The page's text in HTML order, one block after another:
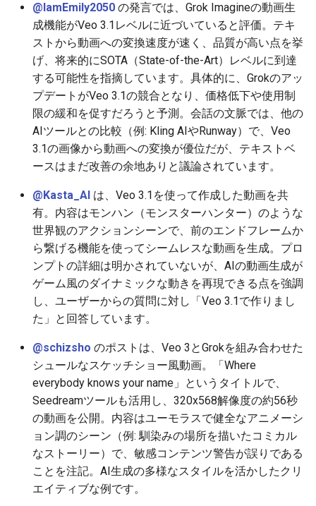
2026-06-26
2026-06-25
2026-06-24
2026-06-23
2026-06-22
2026-06-21
2026-06-20
2026-06-19
2026-06-18
2026-06-17
2026-06-16
2026-06-15
2026-06-14
2026-06-13
2025-12-11
2025-12-10
2025-12-09
2025-12-08
2025-12-07
2025-12-06
2025-12-05
2025-12-04
2025-12-03
2025-12-02
2025-12-01
2025-11-30
2025-11-29
2025-11-28
2026-06-26
2026-06-25
2026-06-24
2026-06-23
2026-06-22
2026-06-21
2026-06-20
2026-06-19
2026-06-18
2026-06-17
2026-06-16
2026-06-15
2026-06-14
2026-06-13
2025-12-11
2025-12-10
2025-12-09
2025-12-08
2025-12-07
2025-12-06
2025-12-05
2025-12-04
2025-12-03
2025-12-02
2025-12-01
2025-11-30
2025-11-29
2025-11-28
2026-02-22
2026-02-15
2026-02-08
2026-02-01
2026-01-25
2026-01-18
2026-01-11
2026-01-04
2026-02-22
2026-02-15
2026-02-08
2026-02-05
2026-02-22
2026-02-15
2026-02-08
2026-02-01
2026-01-25
2026-01-18
2026-01-11
2026-01-04
2026-06-25
2026-06-24
2026-06-23
2026-06-21
2026-06-20
2026-06-19
2026-06-18
2026-06-17
2026-06-16
2026-06-14
2026-06-13
2026-06-12
2026-06-11
2026-06-10
2025-12-11
2025-12-10
2025-12-09
2025-12-08
2025-12-07
2025-12-06
2025-12-05
2025-12-04
2025-12-03
2025-12-02
2025-12-01
2025-11-30
2025-11-29
2025-11-28
2026-02-22
2026-02-15
2026-02-08
2026-02-01
2026-01-25
2026-01-18
2026-01-11
2026-01-04
2026-02-15
2026-02-08
2026-02-01
2026-01-25
2026-01-18
2026-01-13
2026-06-24
2026-06-23
2026-06-22
2026-06-21
2026-06-20
2026-06-19
2026-06-18
2026-06-17
2026-06-16
2026-06-15
2026-06-14
2026-06-13
2026-06-12
2026-06-11
2026-02-22
2026-02-15
2026-02-08
2026-02-01
2026-01-25
2026-01-18
2026-01-11
2026-01-04
2026-06-26
2026-06-25
2026-06-24
2026-06-23
2026-06-22
2026-06-21
2026-06-20
2026-06-19
2026-06-18
2026-06-17
2026-06-16
2026-06-15
2026-06-14
2026-06-13
2026-06-22
2026-06-21
2026-06-20
2026-06-18
2026-06-17
2026-06-16
2026-06-15
2026-06-14
2026-06-13
2026-06-11
2026-06-10
2026-06-09
2026-06-08
2026-06-07
@IamEmily2050 の発言では、Grok Imagineの動画生
成機能がVeo 3.1レベルに近づいていると評価。テキ
ストから動画への変換速度が速く、品質が高い点を挙
げ、将来的にSOTA（State-of-the-Art）レベルに到達
する可能性を指摘しています。具体的に、Grokのアッ
プデートがVeo 3.1の競合となり、価格低下や使用制
限の緩和を促すだろうと予測。会話の文脈では、他の
AIツールとの比較（例: Kling AIやRunway）で、Veo
3.1の画像から動画への変換が優位だが、テキストベ
ースはまだ改善の余地ありと議論されています。
@Kasta_AI は、Veo 3.1を使って作成した動画を共
有。内容はモンハン（モンスターハンター）のような
世界観のアクションシーンで、前のエンドフレームか
ら繋げる機能を使ってシームレスな動画を生成。プロ
ンプトの詳細は明かされていないが、AIの動画生成が
ゲーム風のダイナミックな動きを再現できる点を強調
し、ユーザーからの質問に対し「Veo 3.1で作りまし
た」と回答しています。
@schizsho のポストは、Veo 3とGrokを組み合わせた
シュールなスケッチショー風動画。「Where
everybody knows your name」というタイトルで、
Seedreamツールも活用し、320x568解像度の約56秒
の動画を公開。内容はユーモラスで健全なアニメーシ
ョン調のシーン（例: 馴染みの場所を描いたコミカル
なストーリー）で、敏感コンテンツ警告が誤りである
ことを注記。AI生成の多様なスタイルを活かしたクリ
エイティブな例です。